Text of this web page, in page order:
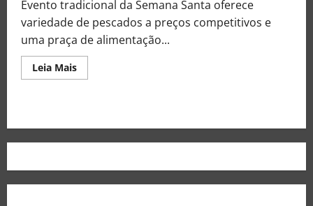
Evento tradicional da Semana Santa oferece
variedade de pescados a preços competitivos e
uma praça de alimentação...
Leia Mais